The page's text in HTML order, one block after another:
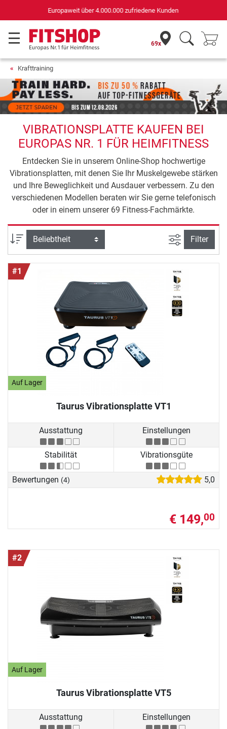
für Sportgeräte (n-tv+DISQ 2016-2024)
69x
Krafttraining
VIBRATIONSPLATTE KAUFEN BEI
EUROPAS NR. 1 FÜR HEIMFITNESS
Entdecken Sie in unserem Online-Shop hochwertige
Vibrationsplatten, mit denen Sie Ihr Muskelgewebe stärken
und Ihre Beweglichkeit und Ausdauer verbessern. Zu den
verschiedenen Modellen beraten wir Sie gerne telefonisch
oder in einem unserer 69 Fitness-Fachmärkte.
Sortierung Ansicht
Filter
#1
Auf Lager
Taurus Vibrationsplatte VT1
Ausstattung Einstellungen
Stabilität Vibrationsgüte
Bewertungen (4) 5,0
€ 149,00
#2
Auf Lager
Taurus Vibrationsplatte VT5
Ausstattung Einstellungen